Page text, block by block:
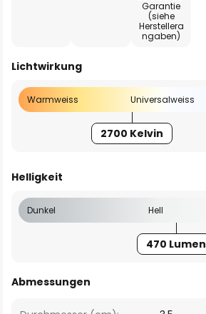
Garantie
(siehe
Herstellera
ngaben)
Lichtwirkung
Warmweiss Universalweiss
2700 Kelvin
Helligkeit
Dunkel Hell
470 Lumen
Abmessungen